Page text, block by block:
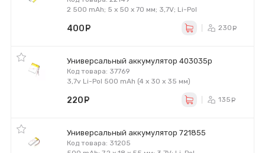
2 500 mAh; 5 x 50 x 70 мм; 3,7V; Li-Pol
400 230
Универсальный аккумулятор 403035p
Код товара: 37769
3,7v Li-Pol 500 mAh (4 х 30 х 35 мм)
220 135
Универсальный аккумулятор 721855
Код товара: 31205